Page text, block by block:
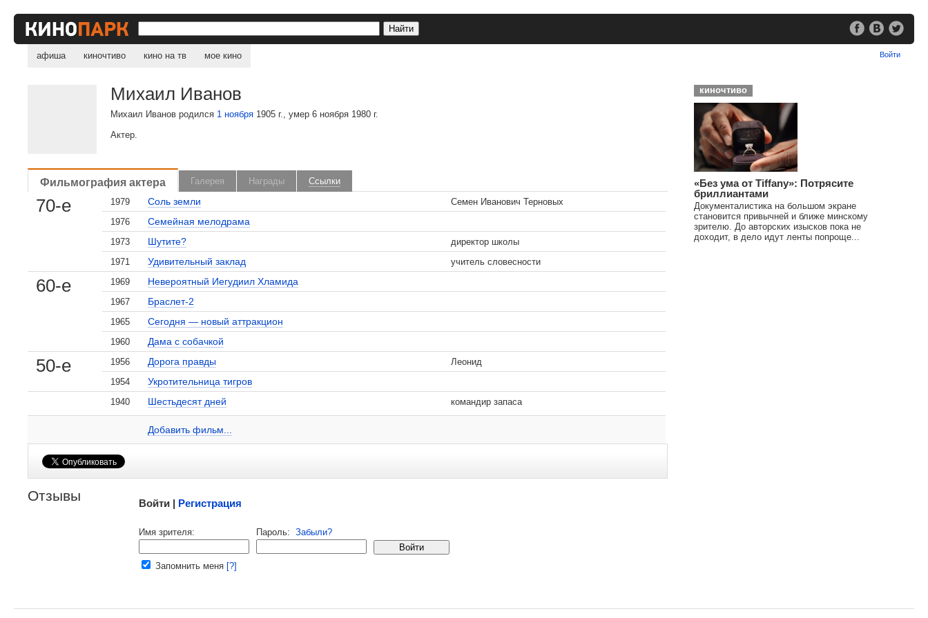
афиша киночтиво кино на тв мое кино Войти
Михаил Иванов
Михаил Иванов родился 1 ноября 1905 г., умер 6 ноября 1980 г.
Актер.
Фильмография актера Галерея Награды Ссылки
70-е 1979 Соль земли
Семен Иванович Терновых
1976
Семейная мелодрама
1973 Шутите?
директор школы
1971
Удивительный заклад учитель словесности
60-е 1969 Невероятный Иегудиил Хламида
1967 Браслет-2
1965 Сегодня — новый аттракцион
1960 Дама с собачкой
50-е 1956 Дорога правды
Леонид
1954
Укротительница тигров
1940 Шестьдесят дней командир запаса
Добавить фильм...
Михаил Иванов на сайте Кино-Театр.ru
Отзывы
, поделитесь своим мнением
Войти | Регистрация
Имя зрителя: Пароль:Забыли?
Запомнить меня [?]
киночтиво
«Без ума от Tiffany»: Потрясите
бриллиантами
Документалистика на большом экране
становится привычней и ближе минскому
зрителю. До авторских изысков пока не
доходит, в дело идут ленты попроще...